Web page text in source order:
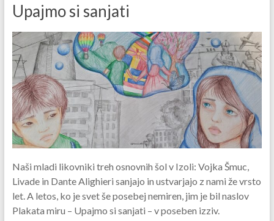
Upajmo si sanjati
Naši mladi likovniki treh osnovnih šol v Izoli: Vojka Šmuc,
Livade in Dante Alighieri sanjajo in ustvarjajo z nami že vrsto
let. A letos, ko je svet še posebej nemiren, jim je bil naslov
Plakata miru – Upajmo si sanjati – v poseben izziv.